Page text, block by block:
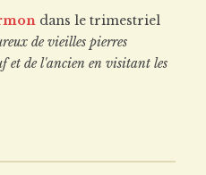
dans le trimestriel
de vieilles pierres
et de l'ancien en visitant les